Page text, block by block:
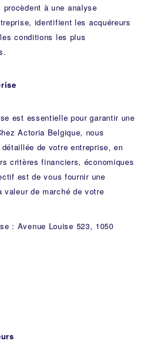
à une analyse
identifient les acquéreurs
conditions les plus
est essentielle pour garantir une
Actoria Belgique, nous
de votre entreprise, en
critères financiers, économiques
est de vous fournir une
de marché de votre
: Avenue Louise 523, 1050